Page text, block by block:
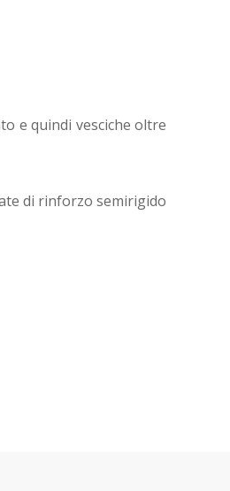
e quindi vesciche oltre
di rinforzo semirigido